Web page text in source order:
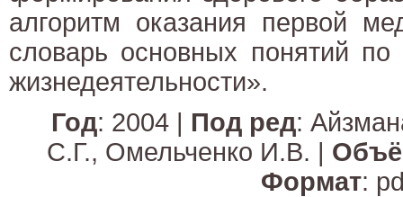
алгоритм оказания первой
словарь основных понятий по
жизнедеятельности».
Год: 2004 | Под ред:
С.Г., Омельченко И.В. |
Формат: